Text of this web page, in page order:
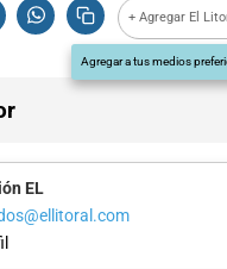
+ Agregar El
Agregar a tus medios
EL